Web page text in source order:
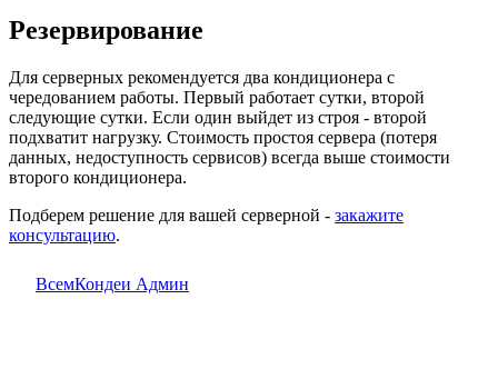
Резервирование
Для серверных рекомендуется два кондиционера с
чередованием работы. Первый работает сутки, второй
следующие сутки. Если один выйдет из строя - второй
подхватит нагрузку. Стоимость простоя сервера (потеря
данных, недоступность сервисов) всегда выше стоимости
второго кондиционера.
Подберем решение для вашей серверной - закажите
консультацию.
ВсемКондеи Админ